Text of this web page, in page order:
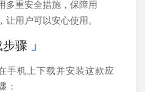
多重安全措施，保障用
让用户可以安心使用。
骤
手机上下载并安装这款应
：